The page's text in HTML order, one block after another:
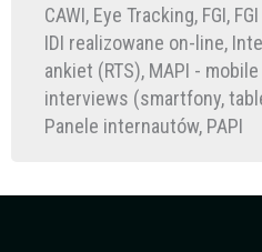
CAWI, Eye Tracking, FGI,
IDI realizowane on-line,
ankiet (RTS), MAPI -
interviews (smartfony,
Panele internautów, PAPI